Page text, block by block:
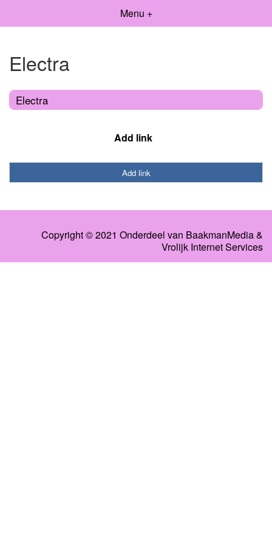
Menu +
Electra
Electra
Add link
Add link
Copyright © 2021 Onderdeel van BaakmanMedia&
Vrolijk Internet Services